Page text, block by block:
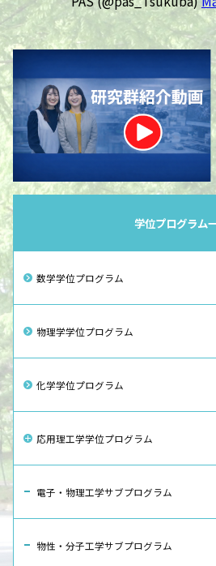
学位プログラム
数学学位プログラム
物理学学位プログラム
化学学位プログラム
応用理工学学位プログラム
電子・物理工学サブプログラム
物性・分子工学サブプログラム